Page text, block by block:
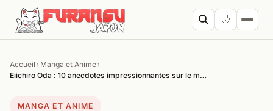
Aller au contenu
🌙
Accueil › Manga et Anime›
Eiichiro Oda : 10 anecdotes impressionnantes sur le m…
MANGA ET ANIME